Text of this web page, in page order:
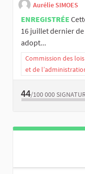
Aurélie SIMOES
ENREGISTRÉE
16 juillet dernier
adopt...
Commission des
et de
44/100 000